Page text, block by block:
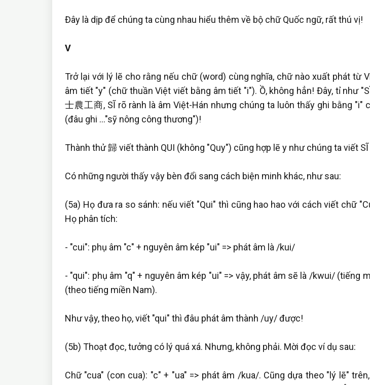
Đây là dịp để chúng ta cùng nhau hiểu thêm về bộ chữ Quốc ngữ, rất thú vị!
V
Trở lại với lý lẽ cho rằng nếu chữ (word) cùng nghĩa, chữ nào xuất phát từ
âm tiết "y" (chữ thuần Việt viết bằng âm tiết "i"). Ồ, không hẳn! Đây, tỉ như
士農工商, SĨ rõ rành là âm Việt-Hán nhưng chúng ta luôn thấy ghi bằng "i"
(đâu ghi ..."sỹ nông công thương")!
Thành thử 歸 viết thành QUI (không "Quy") cũng hợp lẽ y như chúng ta viết
Có những người thấy vậy bèn đổi sang cách biện minh khác, như sau:
(5a) Họ đưa ra so sánh: nếu viết "Qui" thì cũng hao hao với cách viết chữ
Họ phân tích:
- "cui": phụ âm "c" + nguyên âm kép "ui" => phát âm là /kui/
- "qui": phụ âm "q" + nguyên âm kép "ui" => vậy, phát âm sẽ là /kwui/ (tiếng
(theo tiếng miền Nam).
Như vậy, theo họ, viết "qui" thì đâu phát âm thành /uy/ được!
(5b) Thoạt đọc, tưởng có lý quá xá. Nhưng, không phải. Mời đọc ví dụ sau:
Chữ "cua" (con cua): "c" + "ua" => phát âm /kua/. Cũng dựa theo "lý lẽ"